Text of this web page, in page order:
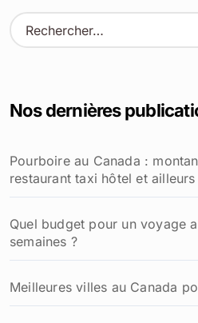
R
e
r
e
r
Nos dernières
Pourboire au Canada :
restaurant taxi hôtel et ailleurs
Quel budget pour un voyage
semaines ?
Meilleures villes au Canada